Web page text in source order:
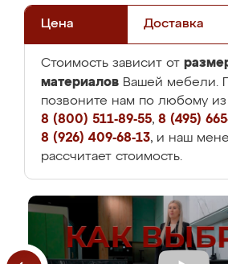
Цена Доставка
Стоимость зависит от
материалов Вашей мебели.
позвоните нам по любому
8 (800) 511-89-55, 8 (495)
8 (926) 409-68-13, и наш
рассчитает стоимость.